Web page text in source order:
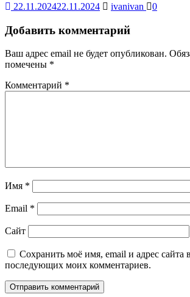
22.11.202422.11.2024 ivanivan 0
Добавить комментарий
Ваш адрес email не будет опубликован.
помечены *
Комментарий *
Имя *
Email *
Сайт
Сохранить моё имя, email и адрес сайта
последующих моих комментариев.